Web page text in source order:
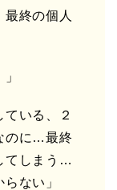
最終の個人
ている、２
のに…最終
てしまう…
ない」